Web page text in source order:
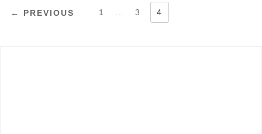
NAVIGAZIONE
← PREVIOUS 1 3 4